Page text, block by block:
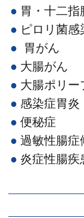
胃・十二指
ピロリ菌感
胃がん
大腸がん
大腸ポリー
感染症胃炎
便秘症
過敏性腸症
炎症性腸疾